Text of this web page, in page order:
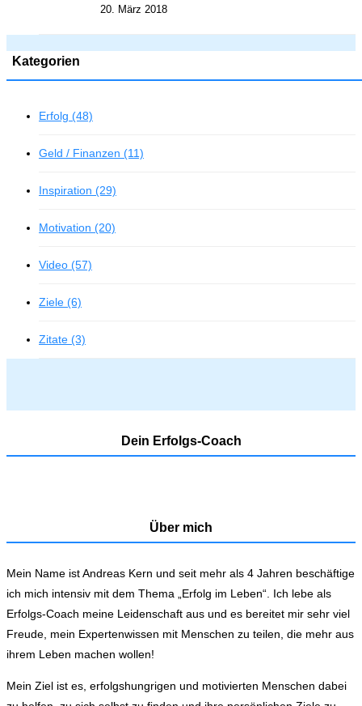
20. März 2018
Kategorien
Erfolg (48)
Geld / Finanzen (11)
Inspiration (29)
Motivation (20)
Video (57)
Ziele (6)
Zitate (3)
Dein Erfolgs-Coach
Über mich
Mein Name ist Andreas Kern und seit mehr als 4 Jahren beschäftige
ich mich intensiv mit dem Thema „Erfolg im Leben“. Ich lebe als
Erfolgs-Coach meine Leidenschaft aus und es bereitet mir sehr viel
Freude, mein Expertenwissen mit Menschen zu teilen, die mehr aus
ihrem Leben machen wollen!
Mein Ziel ist es, erfolgshungrigen und motivierten Menschen dabei